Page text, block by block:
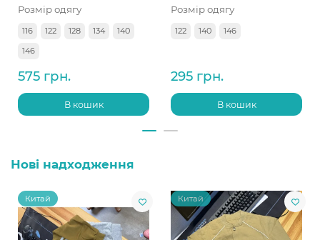
Розмір одягу
116 122 128 134
140
146
575 грн.
В кошик
Розмір одягу
122 140 146
295 грн.
В кошик
Нові надходження
Китай Китай